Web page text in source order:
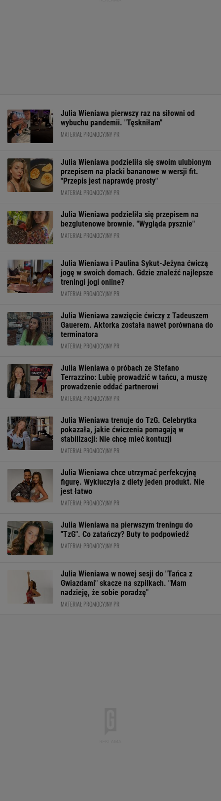
Julia Wieniawa pierwszy raz na siłowni od
wybuchu pandemii. "Tęskniłam"
MATERIAŁ PROMOCYJNY PR
Julia Wieniawa podzieliła się swoim ulubionym
przepisem na placki bananowe w wersji fit.
"Przepis jest naprawdę prosty"
MATERIAŁ PROMOCYJNY PR
Julia Wieniawa podzieliła się przepisem na
bezglutenowe brownie. "Wygląda pysznie"
MATERIAŁ PROMOCYJNY PR
Julia Wieniawa i Paulina Sykut-Jeżyna ćwiczą
jogę w swoich domach. Gdzie znaleźć najlepsze
treningi jogi online?
MATERIAŁ PROMOCYJNY PR
Julia Wieniawa zawzięcie ćwiczy z Tadeuszem
Gauerem. Aktorka została nawet porównana do
terminatora
MATERIAŁ PROMOCYJNY PR
Julia Wieniawa o próbach ze Stefano
Terrazzino: Lubię prowadzić w tańcu, a muszę
prowadzenie oddać partnerowi
MATERIAŁ PROMOCYJNY PR
Julia Wieniawa trenuje do TzG. Celebrytka
pokazała, jakie ćwiczenia pomagają w
stabilizacji: Nie chcę mieć kontuzji
MATERIAŁ PROMOCYJNY PR
Julia Wieniawa chce utrzymać perfekcyjną
figurę. Wykluczyła z diety jeden produkt. Nie
jest łatwo
MATERIAŁ PROMOCYJNY PR
Julia Wieniawa na pierwszym treningu do
"TzG". Co zatańczy? Buty to podpowiedź
MATERIAŁ PROMOCYJNY PR
Julia Wieniawa w nowej sesji do "Tańca z
Gwiazdami" skacze na szpilkach. "Mam
nadzieję, że sobie poradzę"
MATERIAŁ PROMOCYJNY PR